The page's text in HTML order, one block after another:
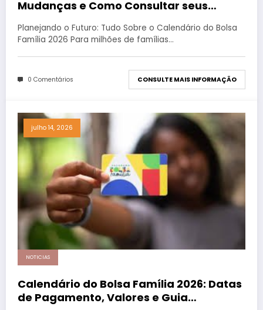
Mudanças e Como Consultar seus
Planejando o Futuro: Tudo Sobre o Calendário do Bolsa
Família 2026 Para milhões de famílias…
0 Comentários CONSULTE MAIS INFORMAÇÃO
julho 14, 2026
NOTICIAS
Calendário do Bolsa Família 2026: Datas
de Pagamento, Valores e Guia